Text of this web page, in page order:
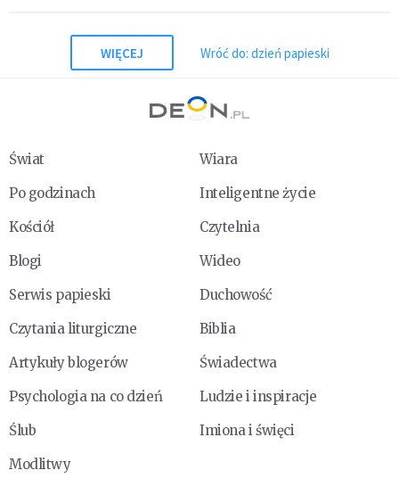
WIĘCEJ Wróć do: dzień papieski
Świat
Wiara
Po godzinach
Inteligentne życie
Kościół
Czytelnia
Blogi
Wideo
Serwis papieski
Duchowość
Czytania liturgiczne
Biblia
Artykuły blogerów
Świadectwa
Psychologia na co dzień
Ludzie i inspiracje
Ślub
Imiona i święci
Modlitwy